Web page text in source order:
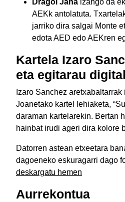
Dragoi Jana izango da
AEKk antolatuta.
jarriko dira salgai Monte
edota AED edo AEKren
Kartela Izaro
eta egitarau
Izaro Sanchez
Joanetako kartel lehiaketa,
daraman kartelarekin. Bertan
hainbat irudi ageri dira kolore
Datorren astean etxeetara
dagoeneko eskuragarri dago
deskargatu hemen
Aurrekontua